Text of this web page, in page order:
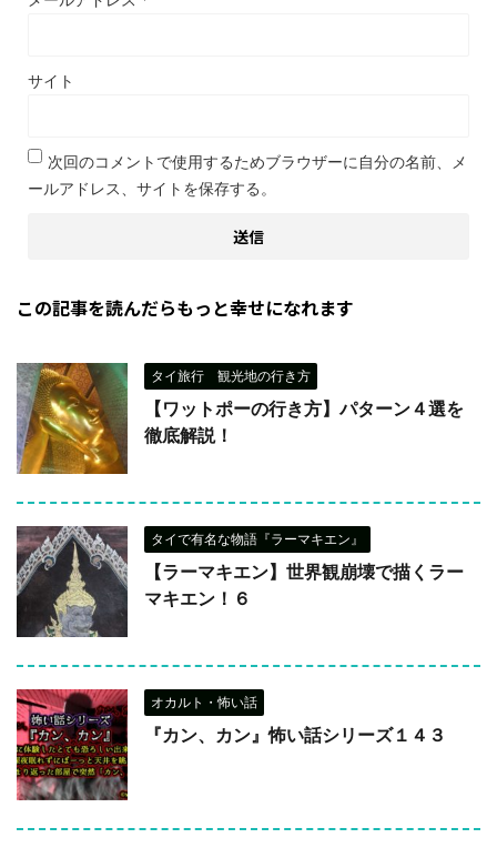
サイト
次回のコメントで使用するためブラウザーに自分の名前、メ
ールアドレス、サイトを保存する。
この記事を読んだらもっと幸せになれます
タイ旅行 観光地の行き方
【ワットポーの行き方】パターン４選を
徹底解説！
タイで有名な物語『ラーマキエン』
【ラーマキエン】世界観崩壊で描くラー
マキエン！６
オカルト・怖い話
『カン、カン』怖い話シリーズ１４３